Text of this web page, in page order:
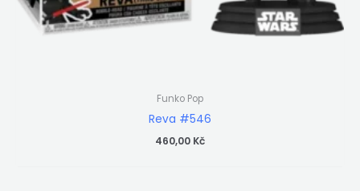
Funko Pop
Reva #546
460,00 Kč